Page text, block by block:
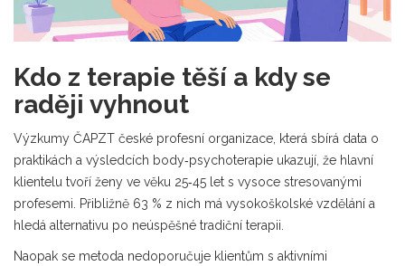
Kdo z terapie těší a kdy se
raději vyhnout
Výzkumy ČAPZT české profesní organizace, která sbírá data o
praktikách a výsledcích body‑psychoterapie ukazují, že hlavní
klientelu tvoří ženy ve věku 25‑45 let s vysoce stresovanými
profesemi. Přibližně 63 % z nich má vysokoškolské vzdělání a
hledá alternativu po neúspěšné tradiční terapii.
Naopak se metoda nedoporučuje klientům s aktivními